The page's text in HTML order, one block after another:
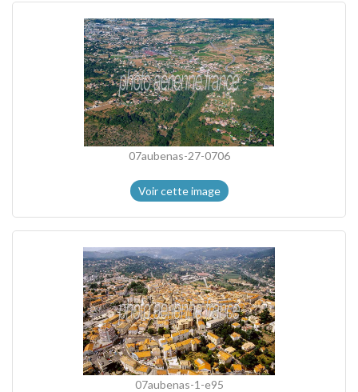
07aubenas-27-0706
Voir cette image
07aubenas-1-e95